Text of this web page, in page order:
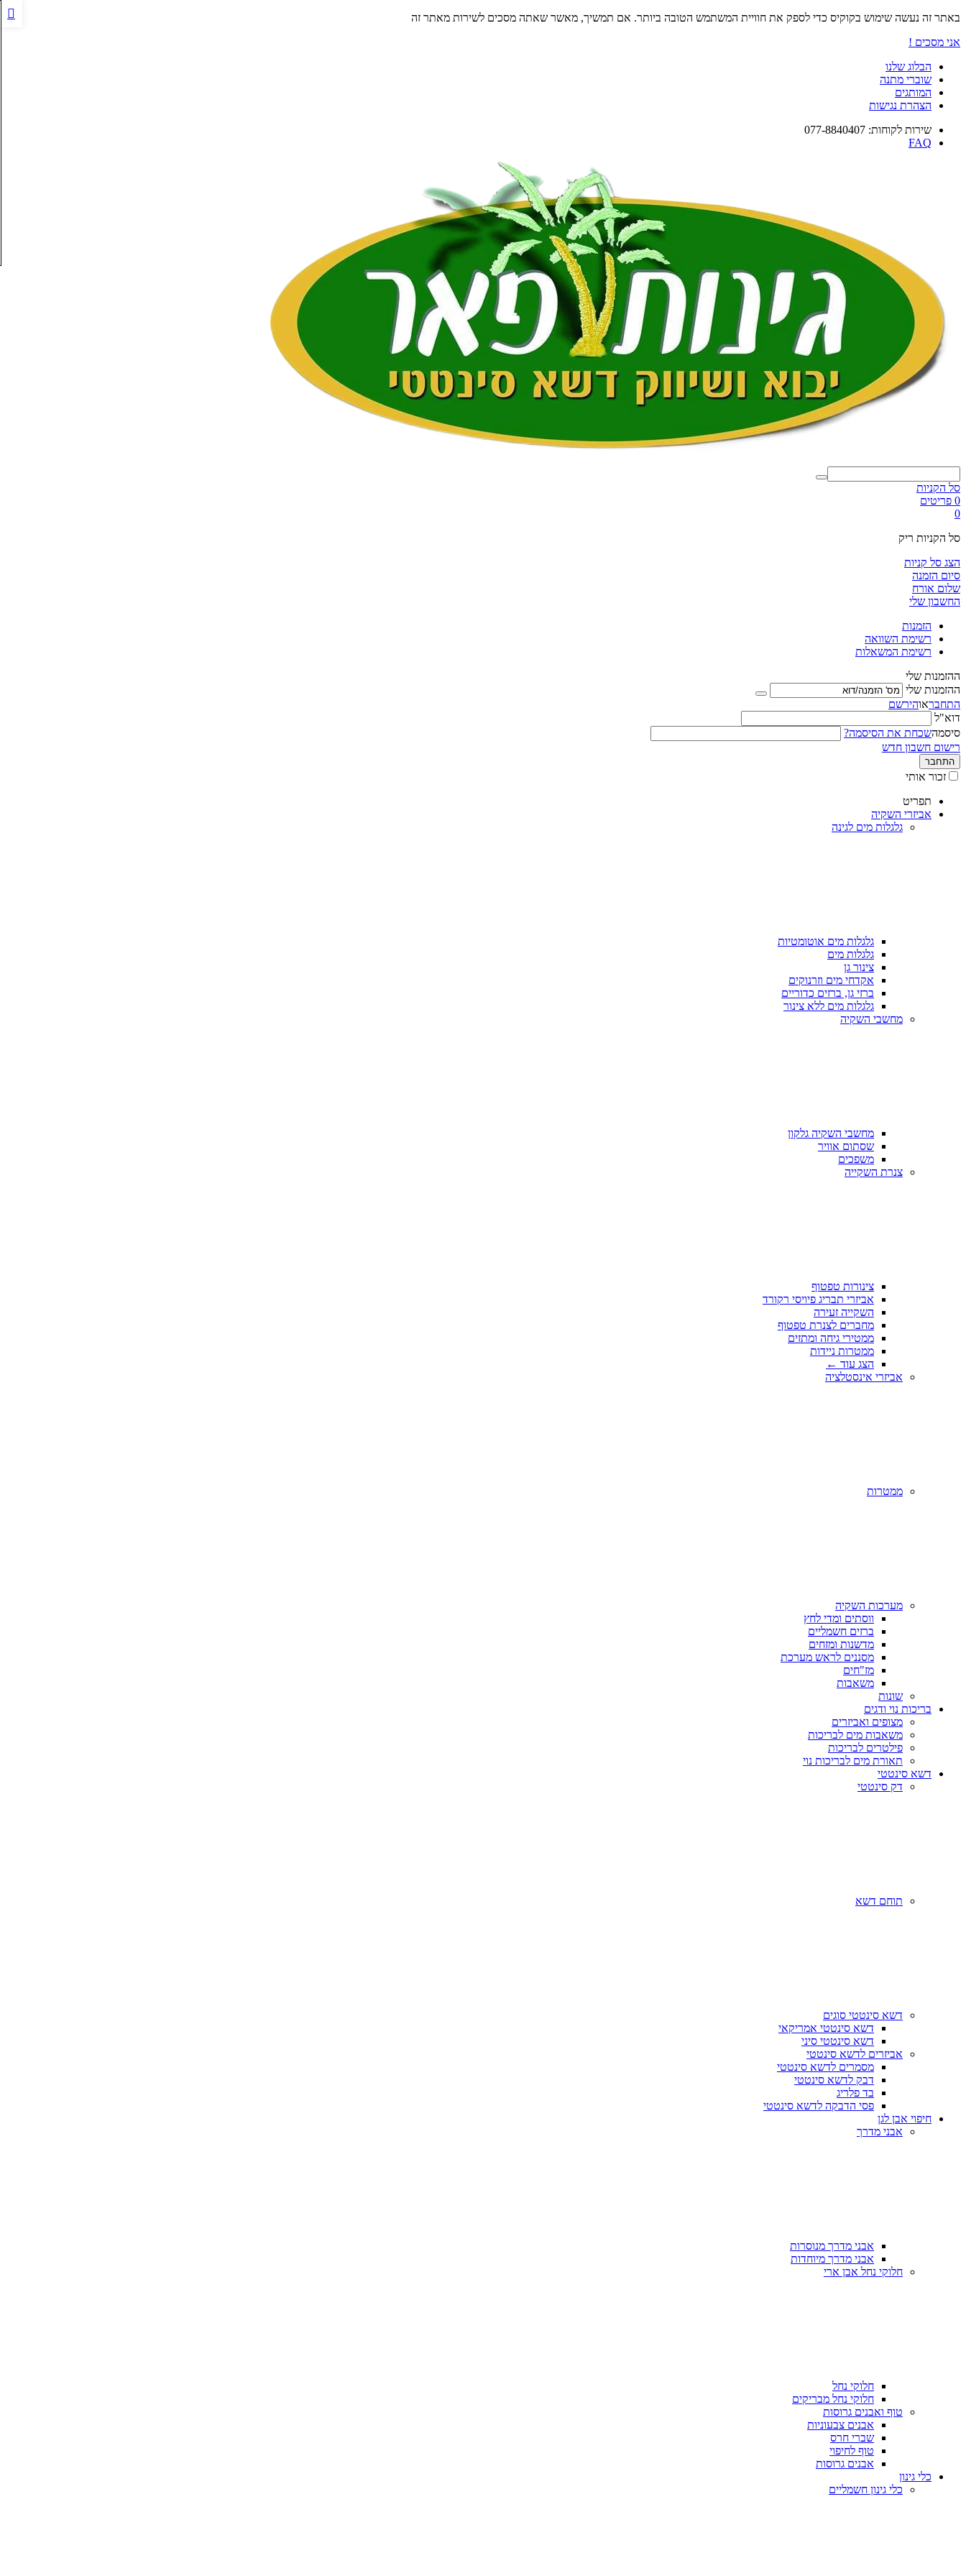
באתר זה נעשה שימוש בקוקיס כדי לספק את חוויית המשתמש הטובה ביותר. אם תמשיך, מאשר שאתה מסכים לשירות מאתר זה
אני מסכים !
הבלוג שלנו
שוברי מתנה
המותגים
הצהרת נגישות
שירות לקוחות: 077-8840407
FAQ
סל הקניות
0 פריטים
0
סל הקניות ריק
הצג סל קניות
סיום הזמנה
שלום אורח
החשבון שלי
הזמנות
רשימת השוואה
רשימת המשאלות
ההזמנות שלי
ההזמנות שלי
התחבראוהירשם
דוא"ל
סיסמהשכחת את הסיסמה?
רישום חשבון חדש
התחבר
זכור אותי
תפריט
אביזרי השקיה
גלגלות מים לגינה
גלגלות מים אוטומטיות
גלגלות מים
צינור גן
אקדחי מים וזרנוקים
ברזי גן, ברזים כדוריים
גלגלות מים ללא צינור
מחשבי השקיה
מחשבי השקיה גלקון
שסתום אוויר
משפכים
צנרת השקייה
צינורות טפטוף
אביזרי תבריג פיויסי רקורד
השקייה זעירה
מחברים לצנרת טפטוף
ממטירי גיחה ומתזים
ממטרות ניידות
הצג עוד ←
אביזרי אינסטלציה
ממטרות
מערכות השקיה
ווסתים ומדי לחץ
ברזים חשמליים
מדשנות ומזחים
מסננים לראש מערכת
מז"חים
משאבות
שונות
בריכות נוי ודגים
מצופים ואביזרים
משאבות מים לבריכות
פילטרים לבריכות
תאורת מים לבריכות נוי
דשא סינטטי
דק סינטטי
תוחם דשא
דשא סינטטי סוגים
דשא סינטטי אמריקאי
דשא סינטטי סיני
אביזרים לדשא סינטטי
מסמרים לדשא סינטטי
דבק לדשא סינטטי
בד פלריג
פסי הדבקה לדשא סינטטי
חיפוי אבן לגן
אבני מדרך
אבני מדרך מנוסרות
אבני מדרך מיוחדות
חלוקי נחל אבן ארי
חלוקי נחל
חלוקי נחל מבריקים
טוף ואבנים גרוסות
אבנים צבעוניות
שברי חרס
טוף לחיפוי
אבנים גרוסות
כלי גינון
כלי גינון חשמליים